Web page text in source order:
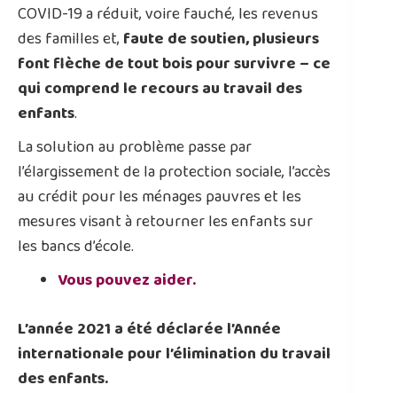
COVID-19 a réduit, voire fauché, les revenus
des familles et, faute de soutien, plusieurs
font flèche de tout bois pour survivre – ce
qui comprend le recours au travail des
enfants.
La solution au problème passe par
l’élargissement de la protection sociale, l’accès
au crédit pour les ménages pauvres et les
mesures visant à retourner les enfants sur
les bancs d’école.
Vous pouvez aider.
L’année 2021 a été déclarée l’Année
internationale pour l’élimination du travail
des enfants.